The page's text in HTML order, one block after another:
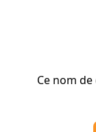
Ce nom